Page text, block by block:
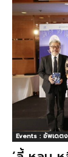
Events : อัพเดต